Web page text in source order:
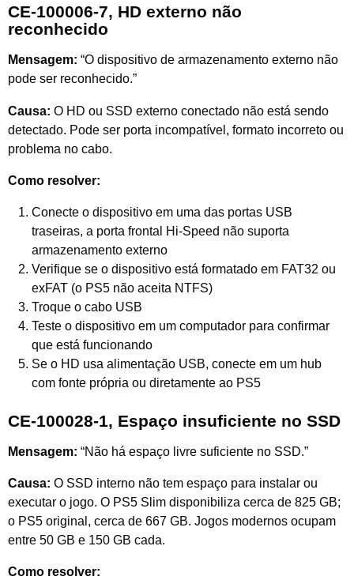
CE-100006-7, HD externo não
reconhecido
Mensagem: “O dispositivo de armazenamento externo não
pode ser reconhecido.”
Causa: O HD ou SSD externo conectado não está sendo
detectado. Pode ser porta incompatível, formato incorreto ou
problema no cabo.
Como resolver:
Conecte o dispositivo em uma das portas USB
traseiras, a porta frontal Hi-Speed não suporta
armazenamento externo
Verifique se o dispositivo está formatado em FAT32 ou
exFAT (o PS5 não aceita NTFS)
Troque o cabo USB
Teste o dispositivo em um computador para confirmar
que está funcionando
Se o HD usa alimentação USB, conecte em um hub
com fonte própria ou diretamente ao PS5
CE-100028-1, Espaço insuficiente no SSD
Mensagem: “Não há espaço livre suficiente no SSD.”
Causa: O SSD interno não tem espaço para instalar ou
executar o jogo. O PS5 Slim disponibiliza cerca de 825 GB;
o PS5 original, cerca de 667 GB. Jogos modernos ocupam
entre 50 GB e 150 GB cada.
Como resolver: